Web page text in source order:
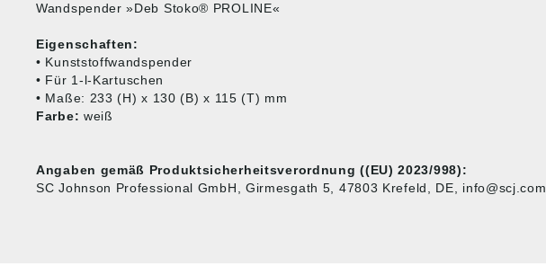
Wandspender »Deb Stoko® PROLINE«
Eigenschaften:
• Kunststoffwandspender
• Für 1-l-Kartuschen
• Maße: 233 (H) x 130 (B) x 115 (T) mm
Farbe: weiß
Angaben gemäß Produktsicherheitsverordnung ((EU) 2023/998):
SC Johnson Professional GmbH, Girmesgath 5, 47803 Krefeld, DE, info@scj.com